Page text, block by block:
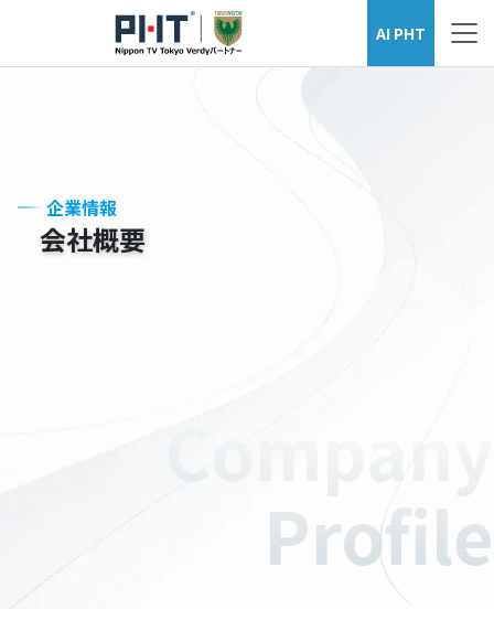
AI PHT
企業情報
会社概要
Company
Profile